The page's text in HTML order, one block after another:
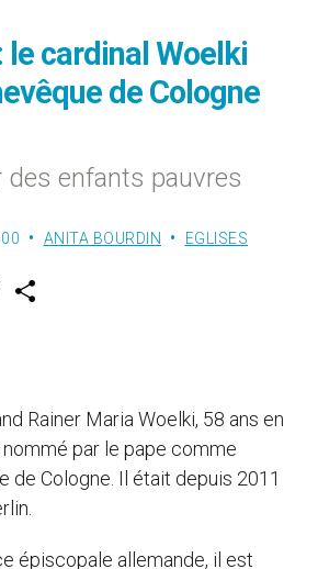
cardinal Woelki
de Cologne
des enfants pauvres
ANITA BOURDIN
EGLISES
w
Rainer Maria Woelki, 58 ans en
par le pape comme
de Cologne. Il était depuis 2011
épiscopale allemande, il est